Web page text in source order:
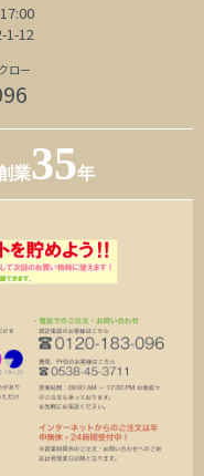
1-12
ロー
業35年